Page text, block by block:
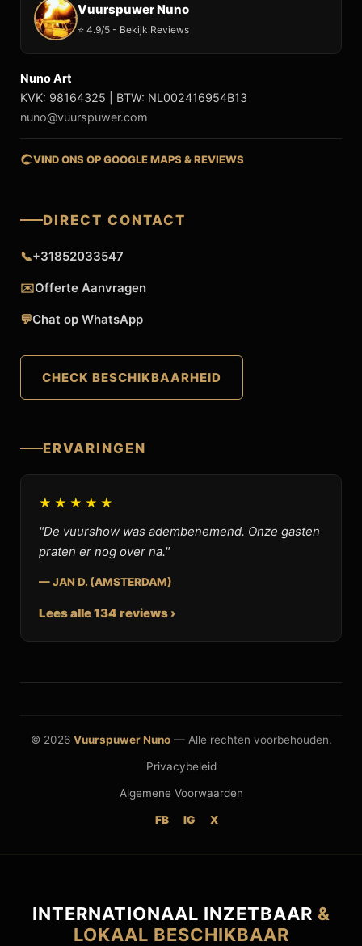
Vuurspuwer Nuno
⭐ 4.9/5 - Bekijk Reviews
Nuno Art
KVK: 98164325 | BTW: NL002416954B13
nuno@vuurspuwer.com
VIND ONS OP GOOGLE MAPS & REVIEWS
DIRECT CONTACT
📞+31852033547
✉️Offerte Aanvragen
💬Chat op WhatsApp
CHECK BESCHIKBAARHEID
ERVARINGEN
★★★★★
"De vuurshow was adembenemend. Onze gasten
praten er nog over na."
— JAN D. (AMSTERDAM)
Lees alle 134 reviews ›
© 2026 Vuurspuwer Nuno— Alle rechten voorbehouden.
Privacybeleid
Algemene Voorwaarden
FB IG X
INTERNATIONAAL INZETBAAR &
LOKAAL BESCHIKBAAR